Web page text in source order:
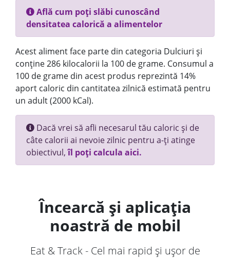
Află cum poți slăbi cunoscând
densitatea calorică a alimentelor
Acest aliment face parte din categoria Dulciuri și
conține 286 kilocalorii la 100 de grame. Consumul a
100 de grame din acest produs reprezintă 14%
aport caloric din cantitatea zilnică estimată pentru
un adult (2000 kCal).
Dacă vrei să afli necesarul tău caloric și de
câte calorii ai nevoie zilnic pentru a-ți atinge
obiectivul,îl poți calcula aici.
Încearcă și aplicația
noastră de mobil
Eat & Track - Cel mai rapid și ușor de